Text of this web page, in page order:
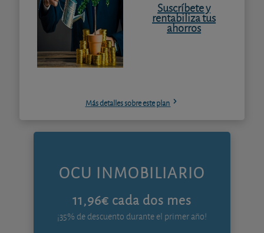
Suscríbete y
rentabiliza tus
ahorros
Más detalles sobre este plan
OCU INMOBILIARIO
11,96€ cada dos mes
¡35% de descuento durante el primer año!